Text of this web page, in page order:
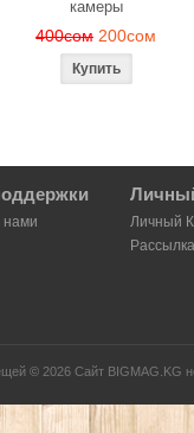
камеры
400сом 200сом
нами
Личный
Рассылка
© 2026 Сайт BIGMAG.KG
и будет преследоваться по